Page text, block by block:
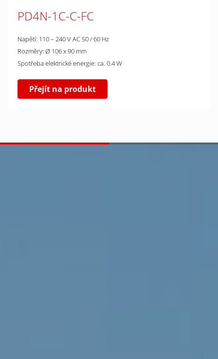
PD4N-1C-C-FC
Napětí: 110 – 240 V AC 50 / 60 Hz
Rozměry: Ø 106 x 90 mm
Spotřeba elektrické energie: ca. 0.4 W
Přejít na produkt